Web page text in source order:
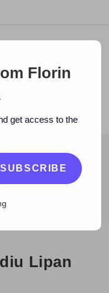
CEO MOCAPP.
Marti>>>VH2 si Ovidiu
Lipan
Florin
get access to the
SUBSCRIBE